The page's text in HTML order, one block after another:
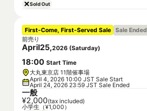
Sold Out
First-Come, First-Served Sale Sale Ended
前売り
April25,2026 (Saturday)
18:00 Start Time
大丸東京店 11階催事場
April 4, 2026 10:00 JST Sale Start
April 24, 2026 23:59 JST Sale Ended
一般
¥2,000(tax included)
小学生（¥1,000）